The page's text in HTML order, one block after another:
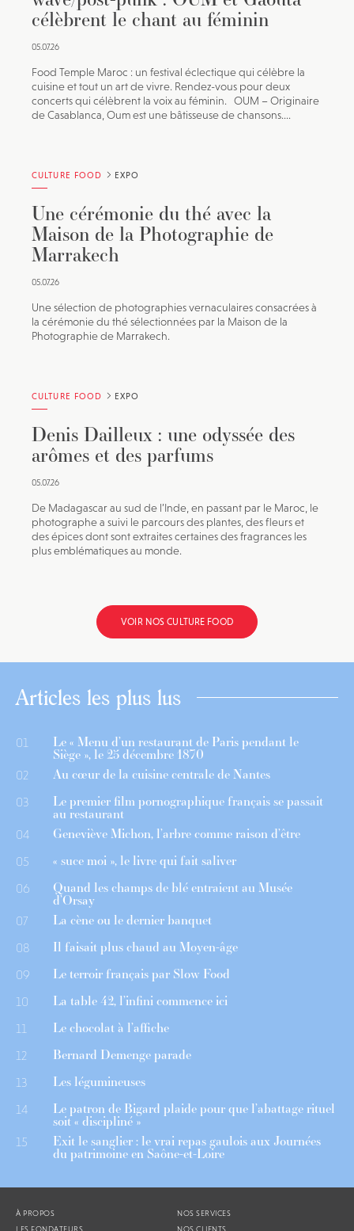
célèbrent le chant au féminin
05.07.26
Food Temple Maroc : un festival éclectique qui célèbre la
cuisine et tout un art de vivre. Rendez-vous pour deux
concerts qui célèbrent la voix au féminin. OUM – Originaire
de Casablanca, Oum est une bâtisseuse de chansons....
CULTURE FOOD EXPO
Une cérémonie du thé avec la
Maison de la Photographie de
Marrakech
05.07.26
Une sélection de photographies vernaculaires consacrées à
la cérémonie du thé sélectionnées par la Maison de la
Photographie de Marrakech.
CULTURE FOOD EXPO
Denis Dailleux : une odyssée des
arômes et des parfums
05.07.26
De Madagascar au sud de l’Inde, en passant par le Maroc, le
photographe a suivi le parcours des plantes, des fleurs et
des épices dont sont extraites certaines des fragrances les
plus emblématiques au monde.
VOIR NOS CULTURE FOOD
Articles les plus lus
01 Le « Menu d’un restaurant de Paris pendant le
Siège », le 25 décembre 1870
02 Au cœur de la cuisine centrale de Nantes
03 Le premier film pornographique français se passait
au restaurant
04 Geneviève Michon, l’arbre comme raison d’être
05 « suce moi », le livre qui fait saliver
06 Quand les champs de blé entraient au Musée
d’Orsay
07 La cène ou le dernier banquet
08 Il faisait plus chaud au Moyen-âge
09 Le terroir français par Slow Food
10 La table 42, l’infini commence ici
11 Le chocolat à l’affiche
12 Bernard Demenge parade
13 Les légumineuses
14 Le patron de Bigard plaide pour que l’abattage rituel
soit « discipliné »
15 Exit le sanglier : le vrai repas gaulois aux Journées
du patrimoine en Saône-et-Loire
À PROPOS
LES FONDATEURS
NOS SERVICES
NOS CLIENTS